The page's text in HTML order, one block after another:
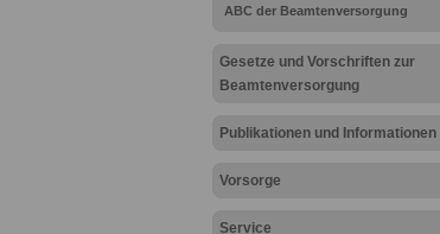
ABC der Beamtenversorgung
Gesetze und Vorschriften zur
Beamtenversorgung
Publikationen und Informationen
Vorsorge
Service